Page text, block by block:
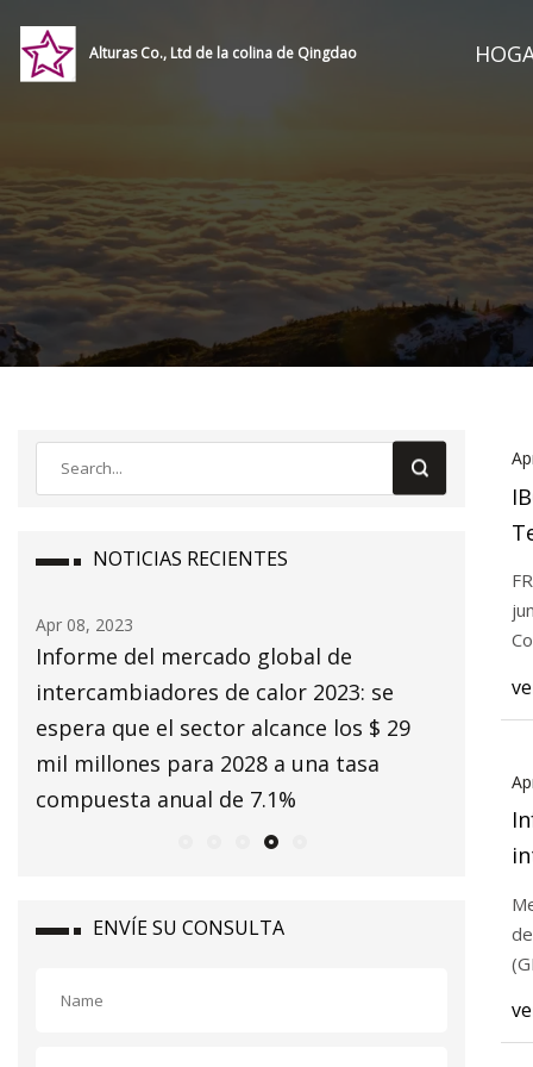
Alturas Co., Ltd de la colina de Qingdao
NOTICIAS RECIENTES
Apr 08, 2023
Informe del mercado global de
intercambiadores de calor 2023: se
espera que el sector alcance los $ 29
mil millones para 2028 a una tasa
compuesta anual de 7.1%
Apr 06,
de
ENVÍE SU CONSULTA